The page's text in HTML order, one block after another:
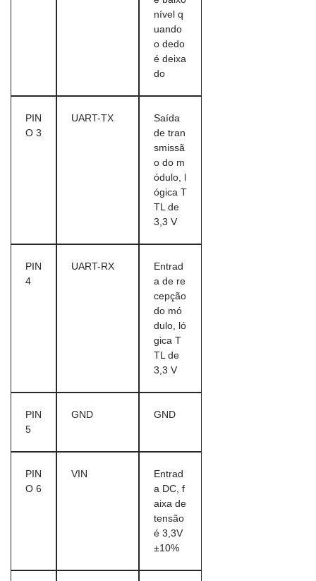
nível q
uando
o dedo
é deixa
do
PIN
O 3
UART-TX
Saída
de tran
smissã
o do m
ódulo, l
ógica T
TL de
3,3 V
PIN
4
UART-RX
Entrad
a de re
cepção
do mó
dulo, ló
gica T
TL de
3,3 V
PIN
5
GND GND
PIN
O 6
VIN
Entrad
a DC, f
aixa de
tensão
é 3,3V
±10%